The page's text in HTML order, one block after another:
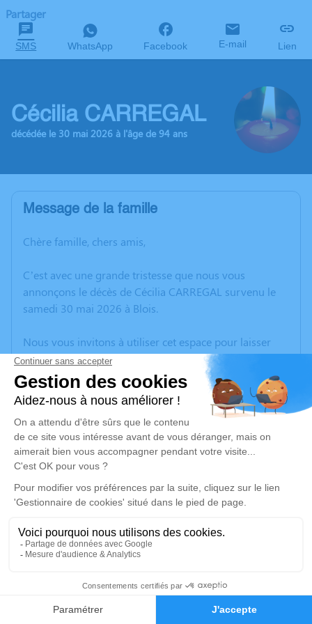
Faire-part Hommages
Partager
SMS WhatsApp Facebook E-mail Lien
Cécilia CARREGAL
décédée le 30 mai 2026 à l'âge de 94 ans
Message de la famille
Chère famille, chers amis,
C’est avec une grande tristesse que nous vous
annonçons le décès de Cécilia CARREGAL survenu le
samedi 30 mai 2026 à Blois.
Nous vous invitons à utiliser cet espace pour laisser
vos condoléances, partager des photos souvenirs, une
anecdote ou exprimer vos pensées à travers des
poèmes ou des textes. Cet endroit est un lieu
d'expression dédié à honorer la mémoire de Cécilia
CARREGAL.
Un service de plantation d’arbre hommage est
disponible ici.
Je rends hommage
Cérémonie civile
Crematorium du Val de Loire de Blois
85 Rue de la Picardière